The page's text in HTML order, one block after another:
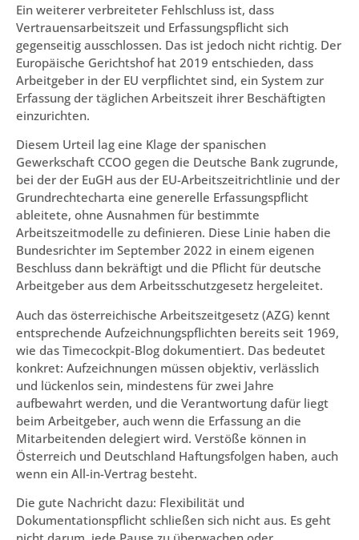
Ein weiterer verbreiteter Fehlschluss ist, dass
Vertrauensarbeitszeit und Erfassungspflicht sich
gegenseitig ausschlossen. Das ist jedoch nicht richtig. Der
Europäische Gerichtshof hat 2019 entschieden, dass
Arbeitgeber in der EU verpflichtet sind, ein System zur
Erfassung der täglichen Arbeitszeit ihrer Beschäftigten
einzurichten.
Diesem Urteil lag eine Klage der spanischen
Gewerkschaft CCOO gegen die Deutsche Bank zugrunde,
bei der der EuGH aus der EU-Arbeitszeitrichtlinie und der
Grundrechtecharta eine generelle Erfassungspflicht
ableitete, ohne Ausnahmen für bestimmte
Arbeitszeitmodelle zu definieren. Diese Linie haben die
Bundesrichter im September 2022 in einem eigenen
Beschluss dann bekräftigt und die Pflicht für deutsche
Arbeitgeber aus dem Arbeitsschutzgesetz hergeleitet.
Auch das österreichische Arbeitszeitgesetz (AZG) kennt
entsprechende Aufzeichnungspflichten bereits seit 1969,
wie das Timecockpit-Blog dokumentiert. Das bedeutet
konkret: Aufzeichnungen müssen objektiv, verlässlich
und lückenlos sein, mindestens für zwei Jahre
aufbewahrt werden, und die Verantwortung dafür liegt
beim Arbeitgeber, auch wenn die Erfassung an die
Mitarbeitenden delegiert wird. Verstöße können in
Österreich und Deutschland Haftungsfolgen haben, auch
wenn ein All-in-Vertrag besteht.
Die gute Nachricht dazu: Flexibilität und
Dokumentationspflicht schließen sich nicht aus. Es geht